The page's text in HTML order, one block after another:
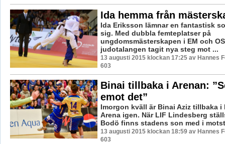
Ida hemma från
Ida Eriksson lämnar en fantastisk
sig. Med dubbla femteplatser på
ungdomsmästerskapen i EM och
judotalangen tagit nya steg mot ...
13 augusti 2015 klockan 17:25 av Hannes
603
Binai tillbaka i Arenan:
emot det”
Imorgon kväll är Binai Aziz tillbaka i
Arena igen. När LIF Lindesberg
Bodö finns stadens son med i
13 augusti 2015 klockan 18:59 av Hannes
603